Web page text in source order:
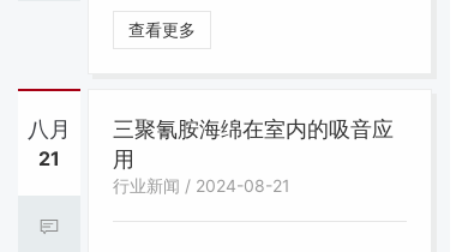
查看更多
八月
21
三聚氰胺海绵在室内的吸音应
用
行业新闻 / 2024-08-21